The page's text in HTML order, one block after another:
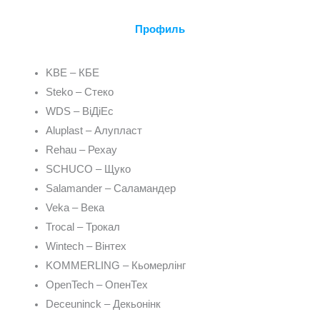
Профиль
KBE – КБЕ
Steko – Стеко
WDS – ВіДіЕс
Aluplast – Алупласт
Rehau – Рехау
SCHUCO – Щуко
Salamander – Саламандер
Veka – Века
Trocal – Трокал
Wintech – Вінтех
KOMMERLING – Кьомерлінг
OpenTech – ОпенТех
Deceuninck – Декьонінк